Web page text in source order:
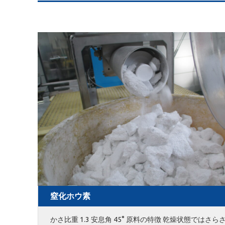
窒化ホウ素
かさ比重 1.3 安息角 45° 原料の特徴 乾燥状態ではさら